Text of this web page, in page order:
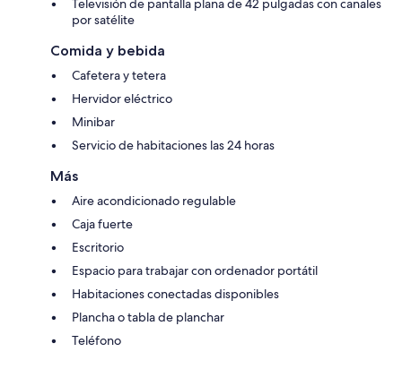
Televisión de pantalla plana de 42 pulgadas con canales
por satélite
Comida y bebida
Cafetera y tetera
Hervidor eléctrico
Minibar
Servicio de habitaciones las 24 horas
Más
Aire acondicionado regulable
Caja fuerte
Escritorio
Espacio para trabajar con ordenador portátil
Habitaciones conectadas disponibles
Plancha o tabla de planchar
Teléfono